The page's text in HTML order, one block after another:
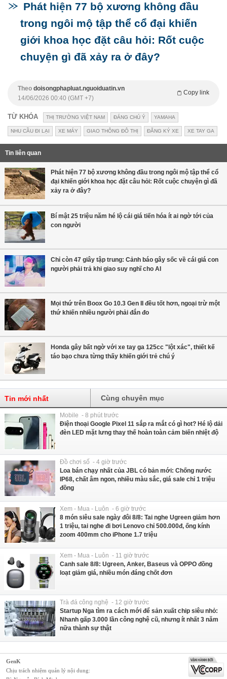
Phát hiện 77 bộ xương không đầu
trong ngôi mộ tập thể cổ đại khiến
giới khoa học đặt câu hỏi: Rốt cuộc
chuyện gì đã xảy ra ở đây?
Theo doisongphapluat.nguoiduatin.vn
Copy link
14/06/2026 00:40 (GMT +7)
TỪ KHÓA THỊ TRƯỜNG VIỆT NAM ĐÁNG CHÚ Ý YAMAHA
NHU CẦU ĐI LẠI XE MÁY GIAO THÔNG ĐÔ THỊ ĐĂNG KÝ XE XE TAY GA
Tin liên quan
Phát hiện 77 bộ xương không đầu trong ngôi mộ tập thể cổ
đại khiến giới khoa học đặt câu hỏi: Rốt cuộc chuyện gì đã
xảy ra ở đây?
Bí mật 25 triệu năm hé lộ cái giá tiến hóa ít ai ngờ tới của
con người
Chỉ còn 47 giây tập trung: Cảnh báo gây sốc về cái giá con
người phải trả khi giao suy nghĩ cho AI
Mọi thứ trên Boox Go 10.3 Gen II đều tốt hơn, ngoại trừ một
thứ khiến nhiều người phải đắn đo
Honda gây bất ngờ với xe tay ga 125cc "lột xác", thiết kế
táo bạo chưa từng thấy khiến giới trẻ chú ý
Tin mới nhất Cùng chuyên mục
Mobile - 8 phút trước
Điện thoại Google Pixel 11 sắp ra mắt có gì hot? Hé lộ dải
đèn LED mặt lưng thay thế hoàn toàn cảm biến nhiệt độ
Đồ chơi số - 4 giờ trước
Loa bán chạy nhất của JBL có bản mới: Chống nước
IP68, chất âm ngon, nhiều màu sắc, giá sale chỉ 1 triệu
đồng
Xem - Mua - Luôn - 6 giờ trước
8 món siêu sale ngày đôi 8/8: Tai nghe Ugreen giảm hơn
1 triệu, tai nghe đi bơi Lenovo chỉ 500.000đ, ống kính
zoom 400mm cho iPhone 1.7 triệu
Xem - Mua - Luôn - 11 giờ trước
Canh sale 8/8: Ugreen, Anker, Baseus và OPPO đồng
loạt giảm giá, nhiều món đáng chốt đơn
Trà đá công nghệ - 12 giờ trước
Startup Nga tìm ra cách mới để sản xuất chip siêu nhỏ:
Nhanh gấp 3.000 lần công nghệ cũ, nhưng ít nhất 3 năm
nữa thành sự thật
GenK
Chịu trách nhiệm quản lý nội dung: